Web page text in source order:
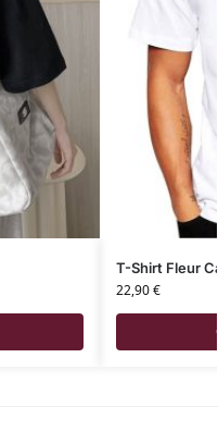
T-Shirt Fleur
22,90€